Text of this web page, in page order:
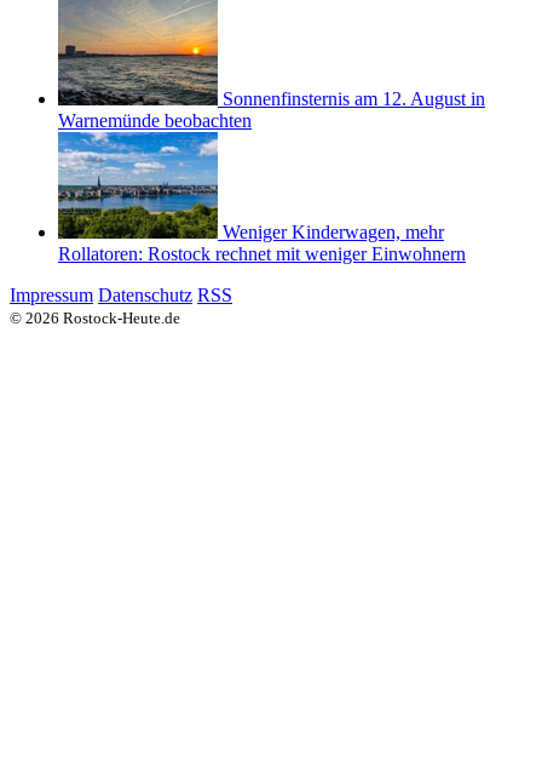
Sonnenfinsternis am 12. August in
Warnemünde beobachten
Weniger Kinderwagen, mehr
Rollatoren: Rostock rechnet mit weniger Einwohnern
Impressum Datenschutz RSS
© 2026 Rostock-Heute.de